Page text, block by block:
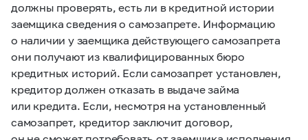
должны проверять, есть ли в кредитной истории
заемщика сведения о самозапрете. Информацию
о наличии у заемщика действующего самозапрета
они получают из квалифицированных бюро
кредитных историй. Если самозапрет установлен,
кредитор должен отказать в выдаче займа
или кредита. Если, несмотря на установленный
самозапрет, кредитор заключит договор,